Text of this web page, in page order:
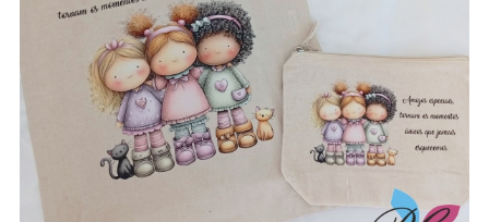
Sacos / necessaires / estojos / porta-
moedas para amigas e gatos – vários
modelos